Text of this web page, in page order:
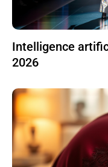
Intelligence
2026